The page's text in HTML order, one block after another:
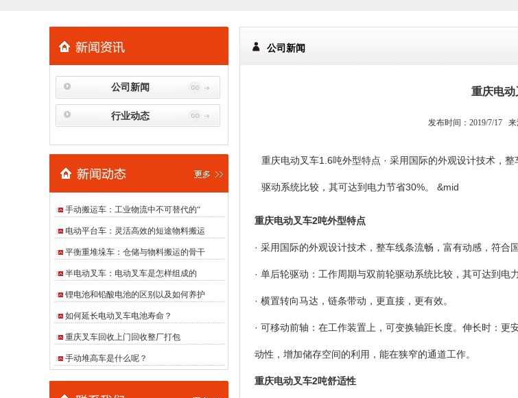
公司新闻
行业动态
手动搬运车：工业物流中不可替代的“
电动平台车：灵活高效的短途物料搬运
平衡重堆垛车：仓储与物料搬运的骨干
半电动叉车：电动叉车是怎样组成的
锂电池和铅酸电池的区别以及如何养护
如何延长电动叉车电池寿命？
重庆叉车回收上门回收整厂打包
手动堆高车是什么呢？
公司新闻
重庆电动
发布时间：2019/7/17 来
重庆电动叉车1.6吨外型特点 · 采用国际的外观设计技术，
驱动系统比较，其可达到电力节省30%。 &mid
重庆电动叉车2吨外型特点
· 采用国际的外观设计技术，整车线条流畅，富有动感，符合
· 单后轮驱动：工作周期与双前轮驱动系统比较，其可达到电
· 横置转向马达，链条带动，更直接，更有效。
· 可移动前轴：在工作装置上，可变换轴距长度。伸长时：
动性，增加储存空间的利用，能在狭窄的通道工作。
重庆电动叉车2吨舒适性